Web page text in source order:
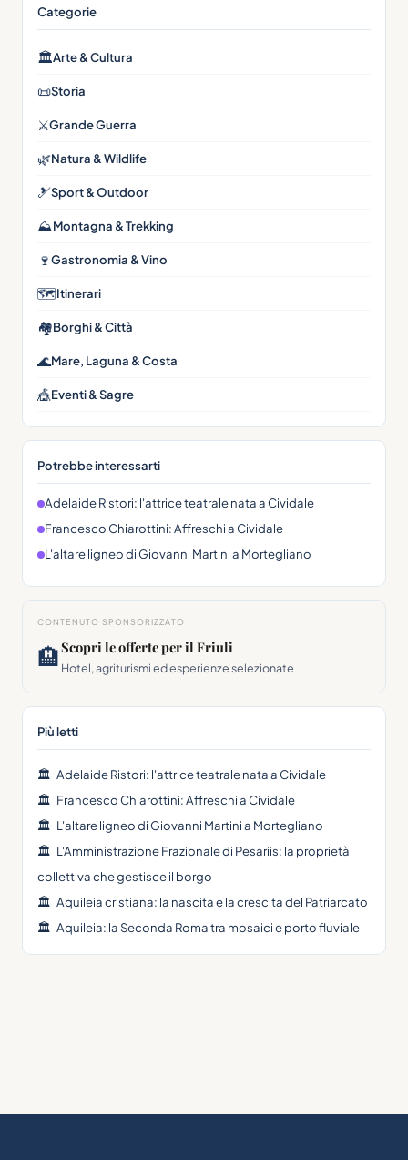
Categorie
🏛Arte & Cultura
📜Storia
⚔️Grande Guerra
🌿Natura & Wildlife
🎿Sport & Outdoor
⛰Montagna & Trekking
🍷Gastronomia & Vino
🗺Itinerari
🏘Borghi & Città
🌊Mare, Laguna & Costa
🎪Eventi & Sagre
Potrebbe interessarti
Adelaide Ristori: l'attrice teatrale nata a Cividale
Francesco Chiarottini: Affreschi a Cividale
L'altare ligneo di Giovanni Martini a Mortegliano
CONTENUTO SPONSORIZZATO
🏨Scopri le offerte per il Friuli
Hotel, agriturismi ed esperienze selezionate
Più letti
🏛 Adelaide Ristori: l'attrice teatrale nata a Cividale
🏛 Francesco Chiarottini: Affreschi a Cividale
🏛 L'altare ligneo di Giovanni Martini a Mortegliano
🏛 L'Amministrazione Frazionale di Pesariis: la proprietà
collettiva che gestisce il borgo
🏛 Aquileia cristiana: la nascita e la crescita del Patriarcato
🏛 Aquileia: la Seconda Roma tra mosaici e porto fluviale